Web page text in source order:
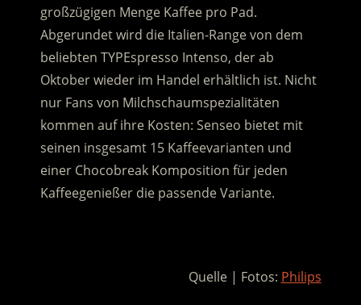
großzügigen Menge Kaffee pro Pad.
Abgerundet wird die Italien-Range von dem
beliebten TYPEspresso Intenso, der ab
Oktober wieder im Handel erhältlich ist. Nicht
nur Fans von Milchschaumspezialitäten
kommen auf ihre Kosten: Senseo bietet mit
seinen insgesamt 15 Kaffeevarianten und
einer Chocobreak Komposition für jeden
Kaffeegenießer die passende Variante.
Quelle | Fotos: Philips